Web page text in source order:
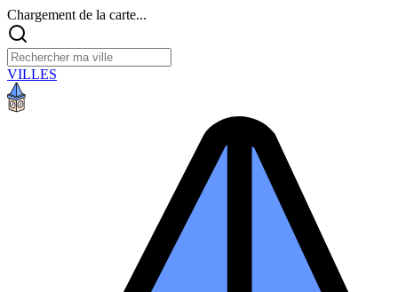
Chargement de la carte...
VILLES